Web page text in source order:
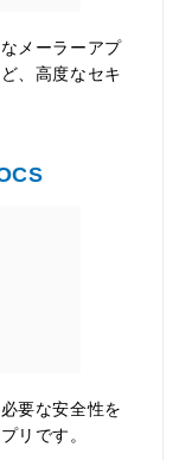
メーラーアプ
、高度なセキ
要な安全性を
リです。